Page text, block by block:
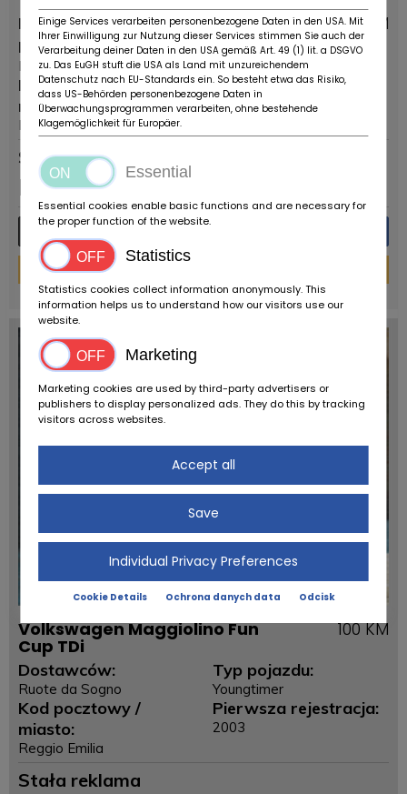
Bentley T1 0 KM
Dostawców:
Ruote da Sogno
Kod pocztowy /
miasto:
Reggio Emilia
Typ pojazdu:
Zabytkowy samochód
Pierwsza rejestracja:
1973
Stała reklama
EUR38.000,-
Więcej szczegółów
powered bytarifcheck
Volkswagen Maggiolino Fun
Cup TDi
100 KM
Dostawców:
Ruote da Sogno
Kod pocztowy /
miasto:
Reggio Emilia
Typ pojazdu:
Youngtimer
Pierwsza rejestracja:
2003
Stała reklama
Einige Services verarbeiten personenbezogene Daten in den USA. Mit
Ihrer Einwilligung zur Nutzung dieser Services stimmen Sie auch der
Verarbeitung deiner Daten in den USA gemäß Art. 49 (1) lit. a DSGVO
zu. Das EuGH stuft die USA als Land mit unzureichendem
Datenschutz nach EU-Standards ein. So besteht etwa das Risiko,
dass US-Behörden personenbezogene Daten in
Überwachungsprogrammen verarbeiten, ohne bestehende
Klagemöglichkeit für Europäer.
Essential
Essential cookies enable basic functions and are necessary for
the proper function of the website.
Statistics
Statistics cookies collect information anonymously. This
information helps us to understand how our visitors use our
website.
Marketing
Marketing cookies are used by third-party advertisers or
publishers to display personalized ads. They do this by tracking
visitors across websites.
Accept all
Save
Individual Privacy Preferences
Cookie Details Ochrona danych data Odcisk